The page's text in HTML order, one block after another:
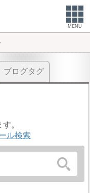
MENU
ブログタグ
。
ル検索